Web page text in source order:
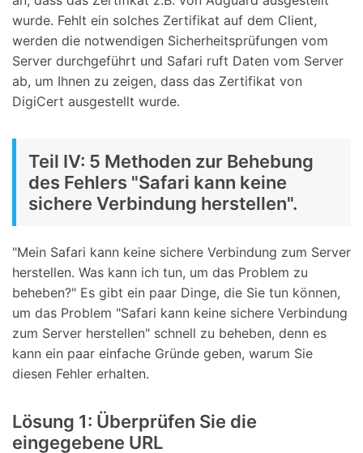
wurde. Fehlt ein solches Zertifikat auf dem Client,
werden die notwendigen Sicherheitsprüfungen vom
Server durchgeführt und Safari ruft Daten vom Server
ab, um Ihnen zu zeigen, dass das Zertifikat von
DigiCert ausgestellt wurde.
Teil IV: 5 Methoden zur Behebung
des Fehlers "Safari kann keine
sichere Verbindung herstellen".
"Mein Safari kann keine sichere Verbindung zum Server
herstellen. Was kann ich tun, um das Problem zu
beheben?" Es gibt ein paar Dinge, die Sie tun können,
um das Problem "Safari kann keine sichere Verbindung
zum Server herstellen" schnell zu beheben, denn es
kann ein paar einfache Gründe geben, warum Sie
diesen Fehler erhalten.
Lösung 1: Überprüfen Sie die
eingegebene URL